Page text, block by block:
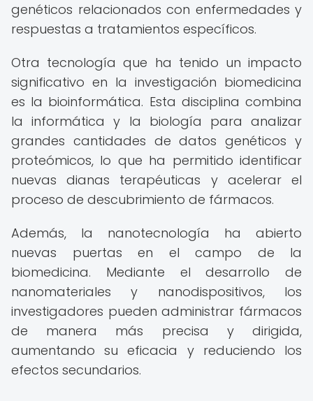
genéticos relacionados con enfermedades y
respuestas a tratamientos específicos.
Otra tecnología que ha tenido un impacto
significativo en la investigación biomedicina
es la bioinformática. Esta disciplina combina
la informática y la biología para analizar
grandes cantidades de datos genéticos y
proteómicos, lo que ha permitido identificar
nuevas dianas terapéuticas y acelerar el
proceso de descubrimiento de fármacos.
Además, la nanotecnología ha abierto
nuevas puertas en el campo de la
biomedicina. Mediante el desarrollo de
nanomateriales y nanodispositivos, los
investigadores pueden administrar fármacos
de manera más precisa y dirigida,
aumentando su eficacia y reduciendo los
efectos secundarios.